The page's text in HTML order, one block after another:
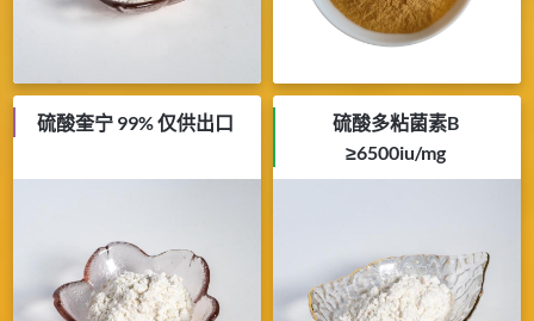
硫酸奎宁 99% 仅供出口
硫酸多粘菌素B
≥6500iu/mg